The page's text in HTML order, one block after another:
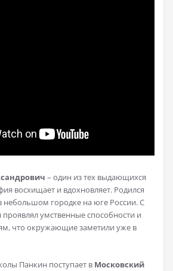
– один из тех выдающихся
восхищает и вдохновляет. Родился
небольшом городке на юге России. С
проявлял умственные способности и
что окружающие заметили уже в
Панкин поступает в Московский